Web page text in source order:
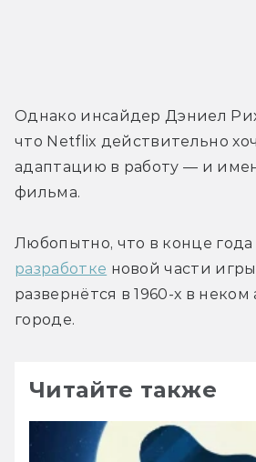
Однако инсайдер Дэниел
что Netflix действительно
адаптацию в работу — и
фильма.
Любопытно, что в конце
разработке новой части
развернётся в 1960-х в
городе.
Читайте также